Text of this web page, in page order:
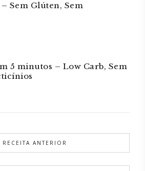
Sem Glúten, Sem
5 minutos – Low Carb, Sem
RECEITA ANTERIOR